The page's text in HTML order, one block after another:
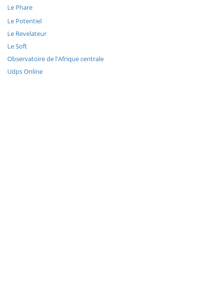
Le Phare
Le Potentiel
Le Revelateur
Le Soft
Observatoire de l'Afrique centrale
Udps Online